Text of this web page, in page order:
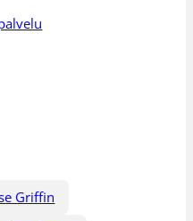
Griffin